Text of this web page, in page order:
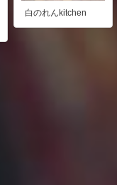
白のれんkitchen